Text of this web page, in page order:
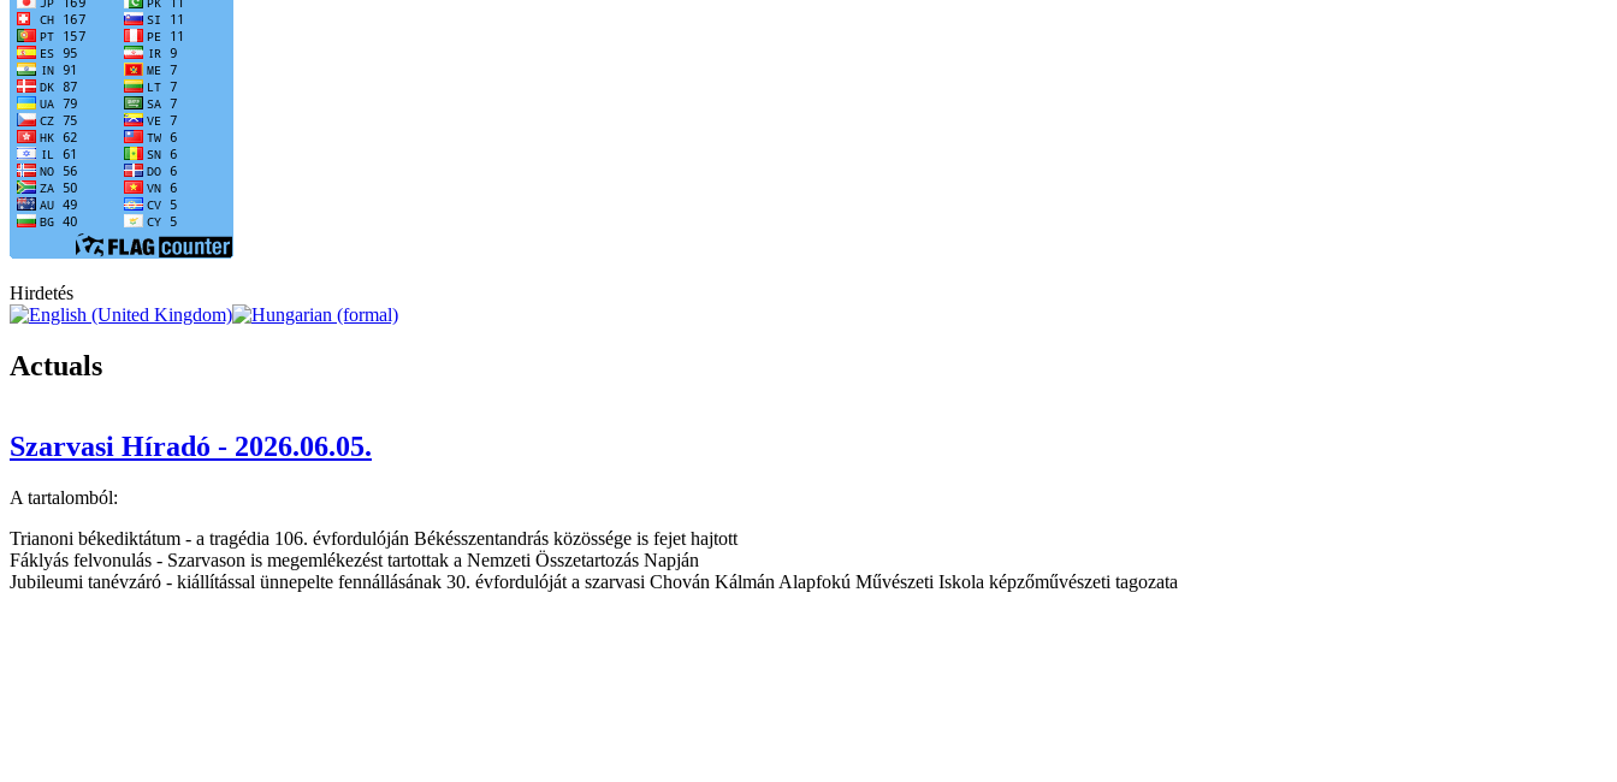
Hirdetés
Actuals
Szarvasi Híradó - 2026.06.05.
A tartalomból:
Trianoni békediktátum - a tragédia 106. évfordulóján Békésszentandrás közössége is fejet hajtott
Fáklyás felvonulás - Szarvason is megemlékezést tartottak a Nemzeti Összetartozás Napján
Jubileumi tanévzáró - kiállítással ünnepelte fennállásának 30. évfordulóját a szarvasi Chován Kálmán Alapfokú Művészeti Iskola képzőművészeti tagozata